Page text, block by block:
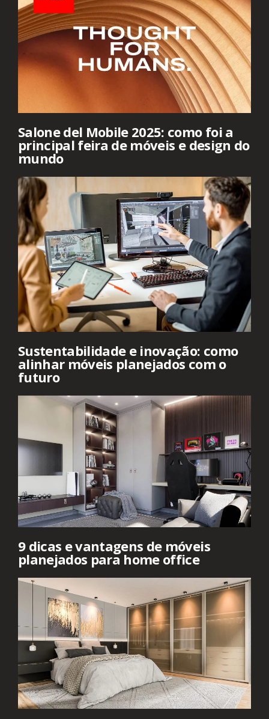
Salone del Mobile 2025: como foi a
principal feira de móveis e design do
mundo
Sustentabilidade e inovação: como
alinhar móveis planejados com o
futuro
9 dicas e vantagens de móveis
planejados para home office